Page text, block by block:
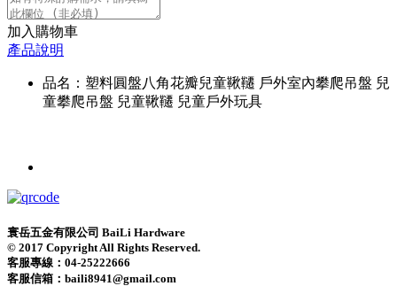
加入購物車
產品說明
品名：塑料圓盤八角花瓣兒童鞦韆 戶外室內攀爬吊盤 兒
童攀爬吊盤 兒童鞦韆 兒童戶外玩具
寰岳五金有限公司 BaiLi Hardware
© 2017 Copyright All Rights Reserved.
客服專線：04-25222666
客服信箱：baili8941@gmail.com